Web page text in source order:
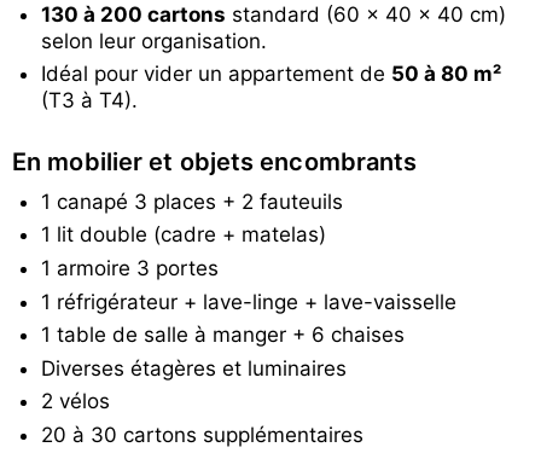
130 à 200 cartons standard (60 × 40 × 40 cm)
selon leur organisation.
Idéal pour vider un appartement de 50 à 80 m²
(T3 à T4).
En mobilier et objets encombrants
1 canapé 3 places + 2 fauteuils
1 lit double (cadre + matelas)
1 armoire 3 portes
1 réfrigérateur + lave-linge + lave-vaisselle
1 table de salle à manger + 6 chaises
Diverses étagères et luminaires
2 vélos
20 à 30 cartons supplémentaires